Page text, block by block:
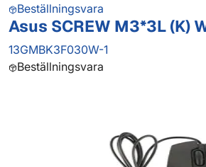
Beställningsvara
Asus SCREW M3*3L (K)
13GMBK3F030W-1
Beställningsvara